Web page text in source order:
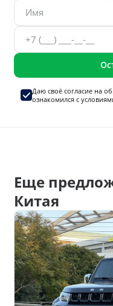
Даю своё согласие на
ознакомился с
Еще
Китая